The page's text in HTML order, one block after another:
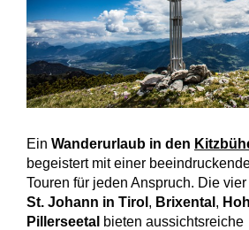
Ein Wanderurlaub in den
begeistert mit einer
Touren für jeden Anspruch. Die
St. Johann in Tirol , Brixental ,
Pillerseetal bieten aussichtsreiche